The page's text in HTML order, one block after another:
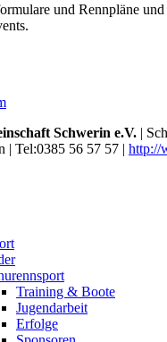
und Rennpläne und
Schwerin e.V. |
| Tel:0385 56 57 57 | http://
Training & Boote
Jugendarbeit
Erfolge